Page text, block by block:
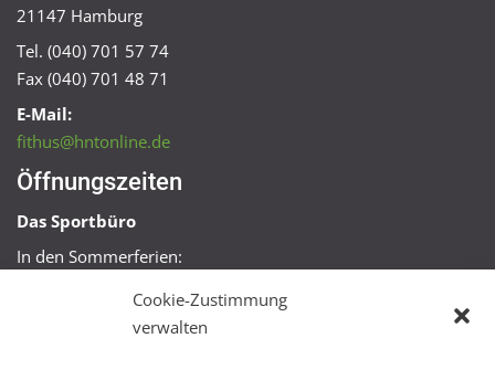
Cookie-Zustimmung
verwalten
21147 Hamburg
Tel. (040) 701 57 74
Fax (040) 701 48 71
E-Mail:
fithus@hntonline.de
Öffnungszeiten
Das Sportbüro
In den Sommerferien:
Mo + Mi 16:00 – 18:00 Uhr